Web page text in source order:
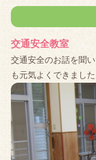
交通安全教室
交通安全のお話を聞
も元気よくできました